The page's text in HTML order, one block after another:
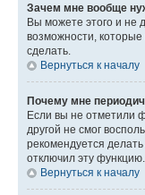
Зачем мне вообще
Вы можете этого и не
возможности,
сделать.
Вернуться к началу
Почему мне
Если вы не отметили
другой не смог
рекомендуется
отключил эту функцию.
Вернуться к началу